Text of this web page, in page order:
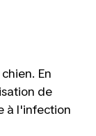
En
de
à l'infection